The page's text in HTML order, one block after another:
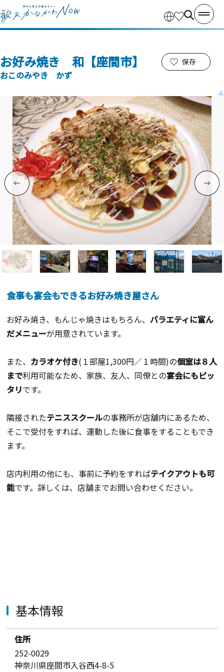
お好み焼き 和【座間市】
おこのみやき かず
保存
食事も宴会もできるお好み焼き屋さん
お好み焼き、もんじゃ焼きはもちろん、バラエティに富ん
だメニューが用意されています。
また、 カラオケ付き(１部屋1,300円／１時間)の個室は８人
まで利用可能なため、家族、友人、同僚との宴会にもピッ
タリです。
隣接されたテニススクールの事務所が店舗内にあるため、
そこで受付をすれば、運動した後に食事をすることもでき
ます。
店内利用の他にも、事前に予約をすればテイクアウトも可
能です。詳しくは、店舗までお問い合わせください。
基本情報
住所
252-0029
神奈川県座間市入谷西4-8-5